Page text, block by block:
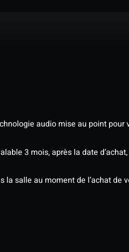
audio mise au point
3 mois, après la date
salle au moment de l’achat de